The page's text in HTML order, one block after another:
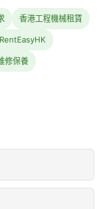
香港工程機械租賃
修保養